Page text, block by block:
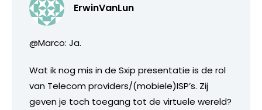
ErwinVanLun
@Marco: Ja.
Wat ik nog mis in de Sxip presentatie is de rol
van Telecom providers/(mobiele)ISP’s. Zij
geven je toch toegang tot de virtuele wereld?